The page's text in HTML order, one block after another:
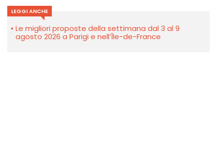
LEGGI ANCHE
Le migliori proposte della settimana dal 3 al 9
agosto 2026 a Parigi e nell’Île-de-France